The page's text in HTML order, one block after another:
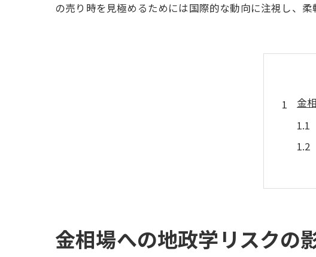
の売り時を見極めるためには国際的な動向に注視し、
金
今
金相場への地政学リスクの